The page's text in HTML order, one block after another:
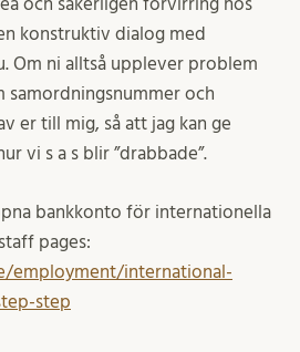
och säkerligen förvirring hos
konstruktiv dialog med
Om ni alltså upplever problem
samordningsnummer och
er till mig, så att jag kan ge
vi s a s blir ”drabbade”.
bankkonto för internationella
pages:
employment/international-
step